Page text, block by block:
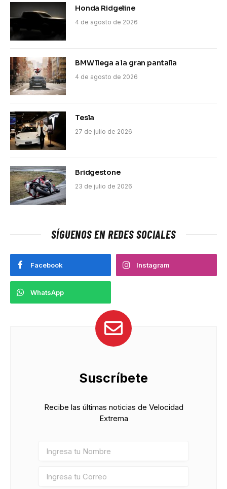
Honda Ridgeline
4 de agosto de 2026
BMW llega a la gran pantalla
4 de agosto de 2026
Tesla
27 de julio de 2026
Bridgestone
23 de julio de 2026
SÍGUENOS EN REDES SOCIALES
Facebook Instagram
WhatsApp
Suscríbete
Recibe las últimas noticias de Velocidad
Extrema